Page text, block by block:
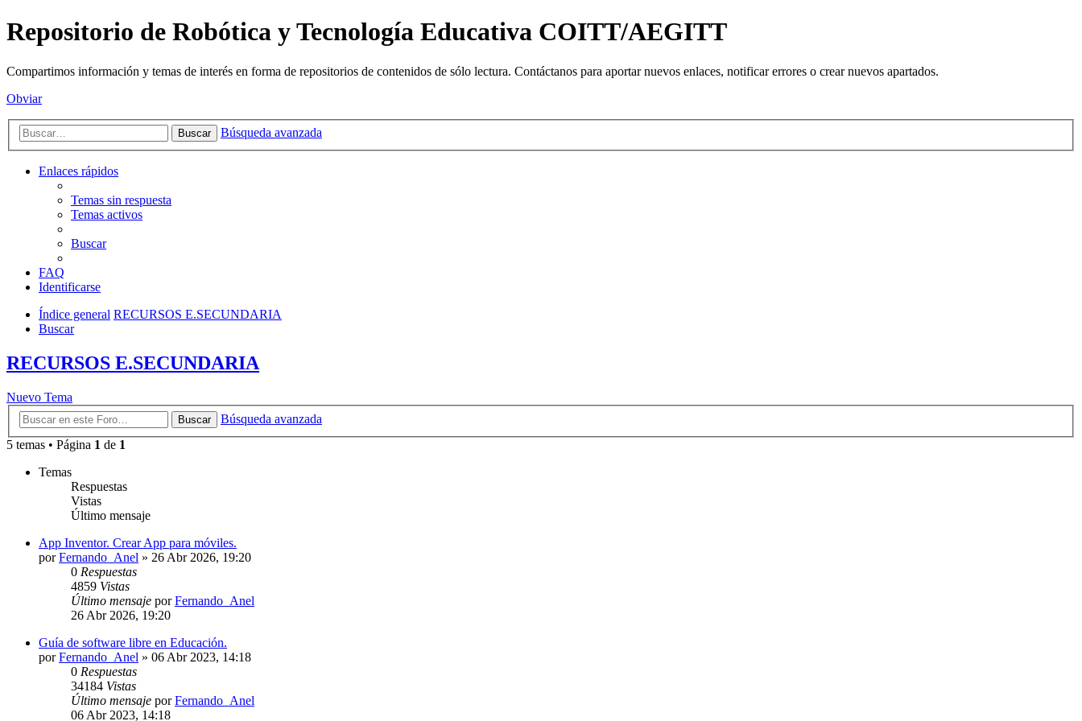
Repositorio de Robótica y Tecnología Educativa COITT/AEGITT
Compartimos información y temas de interés en forma de repositorios de contenidos de sólo lectura. Contáctanos para aportar nuevos enlaces, notificar errores o crear nuevos apartados.
Obviar
Buscar Búsqueda avanzada
Enlaces rápidos
Temas sin respuesta
Temas activos
Buscar
FAQ
Identificarse
Índice general RECURSOS E.SECUNDARIA
Buscar
RECURSOS E.SECUNDARIA
Nuevo Tema
Buscar
Búsqueda avanzada
5 temas • Página 1 de 1
Temas
Respuestas
Vistas
Último mensaje
App Inventor. Crear App para móviles.
porFernando_Anel » 26 Abr 2026, 19:20
0 Respuestas
4859 Vistas
Último mensaje porFernando_Anel
26 Abr 2026, 19:20
Guía de software libre en Educación.
porFernando_Anel » 06 Abr 2023, 14:18
0 Respuestas
34184 Vistas
Último mensaje porFernando_Anel
06 Abr 2023, 14:18